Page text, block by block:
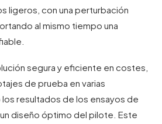
ligeros, con una perturbación
al mismo tiempo una
segura y eficiente en costes,
de prueba en varias
los resultados de los ensayos de
diseño óptimo del pilote. Este